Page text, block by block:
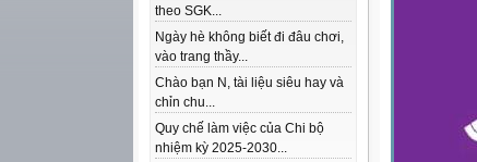
theo SGK...
Ngày hè không biết đi đâu chơi,
vào trang thầy...
Chào bạn N, tài liệu siêu hay và
chỉn chu...
Quy chế làm việc của Chi bộ
nhiệm kỳ 2025-2030...